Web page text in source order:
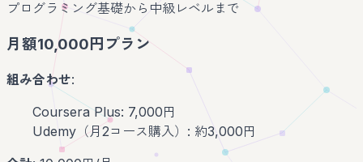
プログラミング基礎から中級レベルまで
月額10,000円プラン
組み合わせ:
Coursera Plus: 7,000円
Udemy（月2コース購入）: 約3,000円